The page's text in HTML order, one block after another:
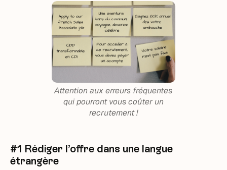
Attention aux erreurs fréquentes
qui pourront vous coûter un
recrutement !
#1 Rédiger l’offre dans une langue
étrangère